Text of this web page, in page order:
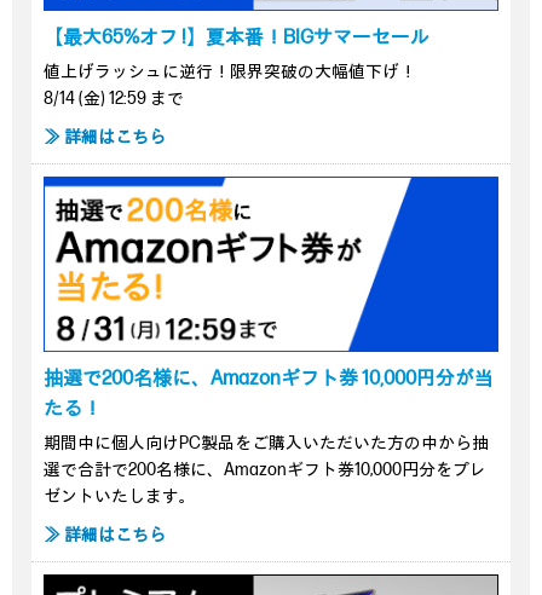
【最大65%オフ !】夏本番！BIGサマーセール
値上げラッシュに逆行！限界突破の大幅値下げ！
8/14 (金) 12:59 まで
≫ 詳細はこちら
抽選で200名様に、Amazonギフト券 10,000円分が当
たる！
期間中に個人向けPC製品をご購入いただいた方の中から抽
選で合計で200名様に、Amazonギフト券10,000円分をプレ
ゼントいたします。
≫ 詳細はこちら